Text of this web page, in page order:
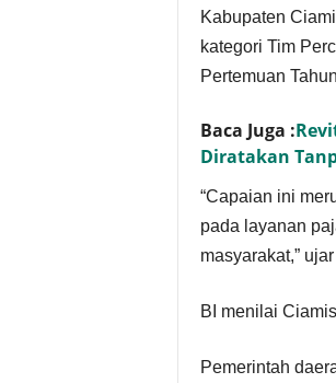
Kabupaten
kategori Tim
Pertemuan
Baca Juga :
Diratakan
“Capaian ini
pada layanan
masyarakat,”
BI menilai
Pemerintah